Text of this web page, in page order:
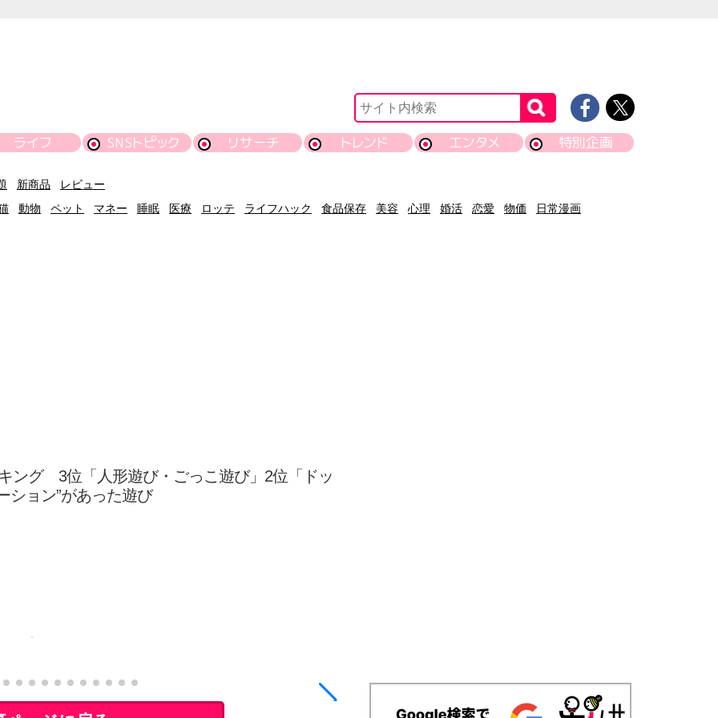
ライフ SNSトピック リサーチ トレンド エンタメ 特別企画
新商品
レビュー
動物 ペット マネー 睡眠 医療 ロッテ ライフハック 食品保存 美容 心理 婚活 恋愛 物価 日常漫画
ング 3位「人形遊び・ごっこ遊び」2位「ドッ
ション”があった遊び
正社員